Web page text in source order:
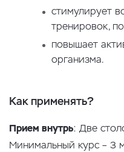
стимулирует
тренировок,
повышает
организма.
Как применять?
Прием внутрь: Две
Минимальный курс – 3